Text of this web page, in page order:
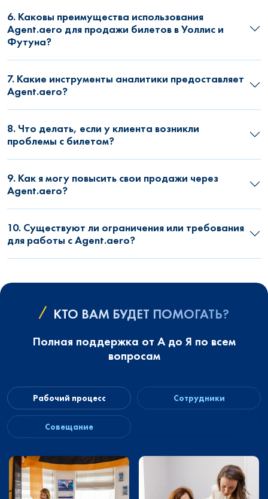
6. Каковы преимущества использования
Agent.aero для продажи билетов в Уоллис и
Футуна?
7. Какие инструменты аналитики предоставляет
Agent.aero?
8. Что делать, если у клиента возникли
проблемы с билетом?
9. Как я могу повысить свои продажи через
Agent.aero?
10. Существуют ли ограничения или требования
для работы с Agent.aero?
КТО ВАМ БУДЕТ ПОМОГАТЬ?
Полная поддержка от А до Я по всем
вопросам
Рабочий процесс Сотрудники
Совещание